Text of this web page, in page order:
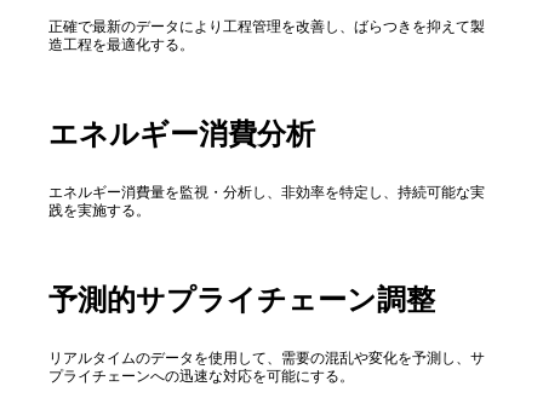
正確で最新のデータにより工程管理を改善し、ばらつきを抑えて製
造工程を最適化する。
エネルギー消費分析
エネルギー消費量を監視・分析し、非効率を特定し、持続可能な実
践を実施する。
予測的サプライチェーン調整
リアルタイムのデータを使用して、需要の混乱や変化を予測し、サ
プライチェーンへの迅速な対応を可能にする。